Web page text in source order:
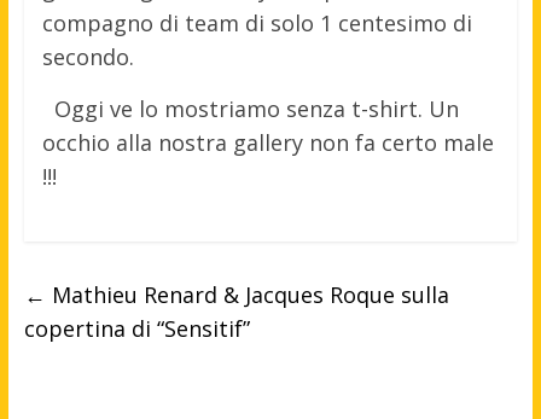
compagno di team di solo 1 centesimo di
secondo.
Oggi ve lo mostriamo senza t-shirt. Un
occhio alla nostra gallery non fa certo male
!!!
← Mathieu Renard & Jacques Roque sulla
copertina di “Sensitif”